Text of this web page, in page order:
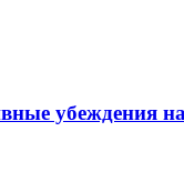
убеждения